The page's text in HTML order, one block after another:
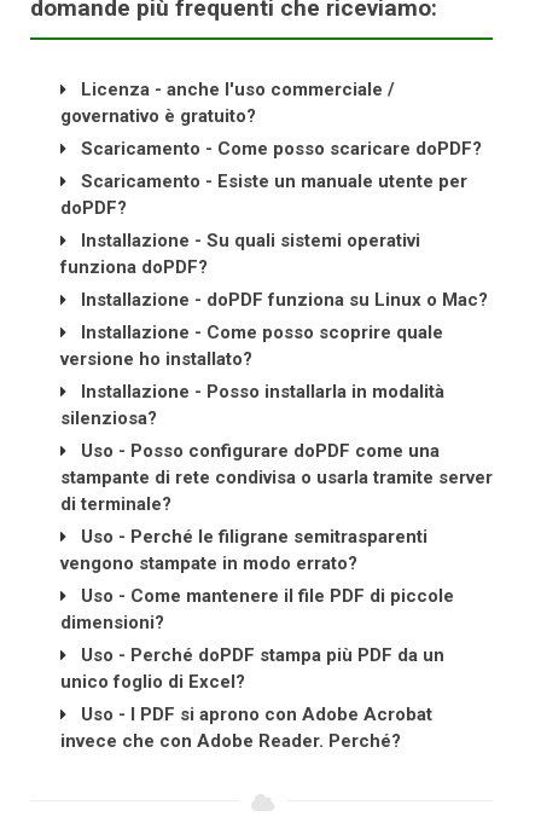
domande più frequenti che riceviamo:
Licenza - anche l'uso commerciale /
governativo è gratuito?
Scaricamento - Come posso scaricare doPDF?
Scaricamento - Esiste un manuale utente per
doPDF?
Installazione - Su quali sistemi operativi
funziona doPDF?
Installazione - doPDF funziona su Linux o Mac?
Installazione - Come posso scoprire quale
versione ho installato?
Installazione - Posso installarla in modalità
silenziosa?
Uso - Posso configurare doPDF come una
stampante di rete condivisa o usarla tramite server
di terminale?
Uso - Perché le filigrane semitrasparenti
vengono stampate in modo errato?
Uso - Come mantenere il file PDF di piccole
dimensioni?
Uso - Perché doPDF stampa più PDF da un
unico foglio di Excel?
Uso - I PDF si aprono con Adobe Acrobat
invece che con Adobe Reader. Perché?